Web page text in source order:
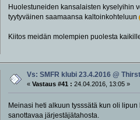
Huolestuneiden kansalaisten kyselyihin
tyytyväinen saamaansa kaltoinkohteluun
Kiitos meidän molempien puolesta
Vs: SMFR klubi 23.4.2016 @
«Vastaus #41 : 24.04.2016, 13:05 »
Meinasi heti alkuun tysssätä kun oli
sanottavaa järjestäjätahosta.